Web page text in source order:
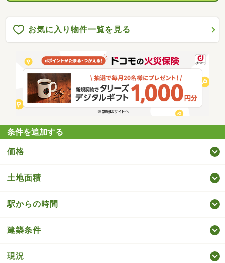
お気に入り物件一覧を見る
条件を追加する
価格
土地面積
駅からの時間
建築条件
現況